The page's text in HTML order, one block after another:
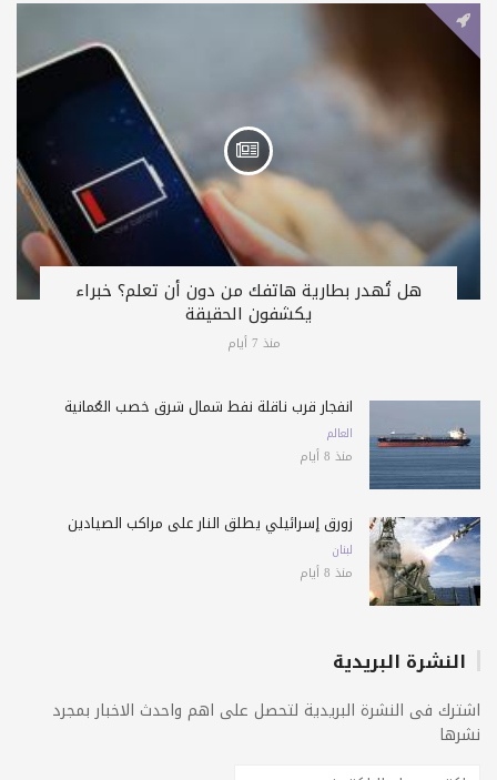
هل تُهدر بطارية هاتفك من دون أن تعلم؟ خبراء
يكشفون الحقيقة
منذ 7 أيام
انفجار قرب ناقلة نفط شمال شرق خصب العُمانية
العالم
منذ 8 أيام
زورق إسرائيلي يطلق النار على مراكب الصيادين
لبنان
منذ 8 أيام
النشرة البريدية
اشترك فى النشرة البريدية لتحصل على اهم واحدث الاخبار بمجرد
نشرها